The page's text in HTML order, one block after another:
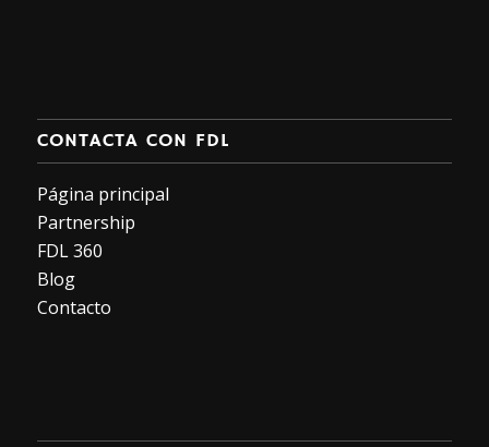
CONTACTA CON FDL
Página principal
Partnership
FDL 360
Blog
Contacto